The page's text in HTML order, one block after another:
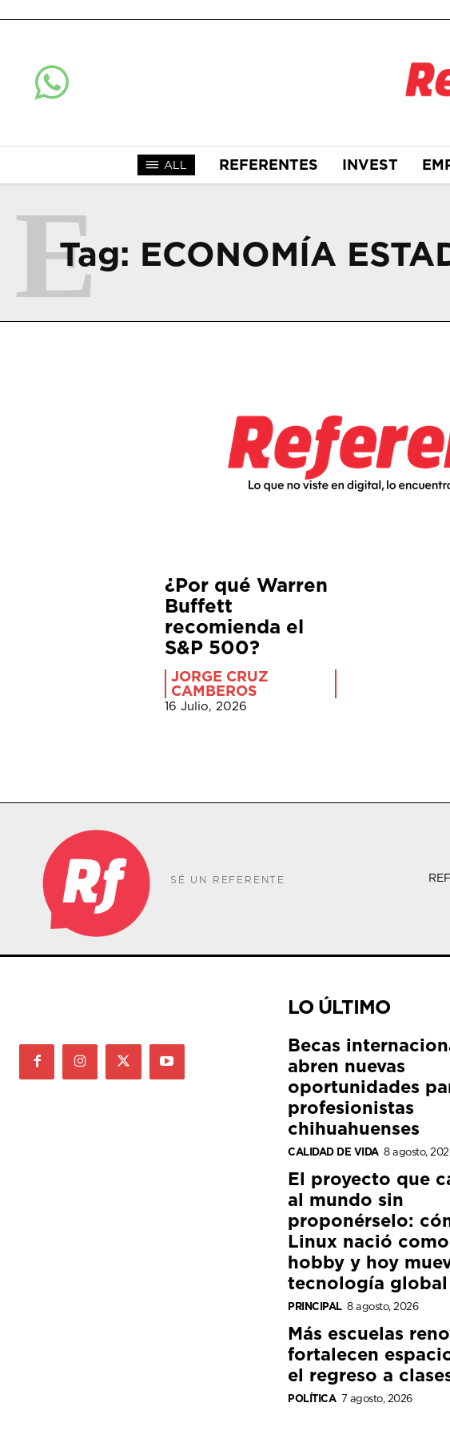
ALL REFERENTES INVEST
Tag: ECONOMÍA
E
¿Por qué Warren
Buffett
recomienda el
S&P 500?
JORGE CRUZ
CAMBEROS
16 Julio, 2026
SÉ UN REFERENTE
LO ÚLTIMO
Becas
abren nuevas
oportunidades
profesionistas
chihuahuenses
CALIDAD DE VIDA 8 agosto,
El proyecto que
al mundo sin
proponérselo:
Linux nació
hobby y hoy
tecnología global
PRINCIPAL 8 agosto, 2026
Más escuelas
fortalecen
el regreso a
POLÍTICA 7 agosto, 2026